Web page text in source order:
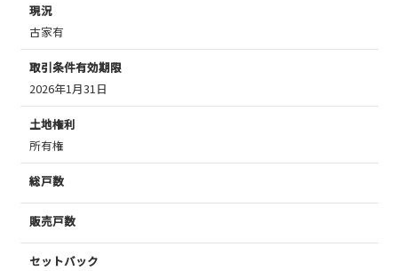
現況
古家有
取引条件有効期限
2026年1月31日
土地権利
所有権
総戸数
販売戸数
セットバック